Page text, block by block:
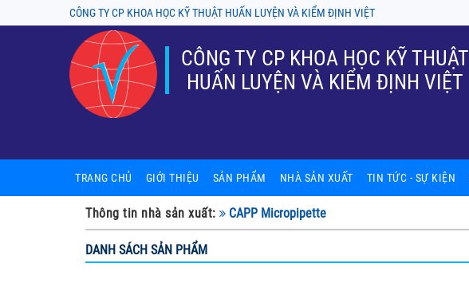
CÔNG TY CP KHOA HỌC KỸ THUẬT HUẤN LUYỆN VÀ KIỂM ĐỊNH VIỆT
CÔNG TY CP KHOA HỌC KỸ THUẬT
HUẤN LUYỆN VÀ KIỂM ĐỊNH VIỆT
TRANG CHỦ GIỚI THIỆU SẢN PHẨM
Sản phẩm nội thất phòng thí nghiệm
NHÀ SẢN XUẤT
A-tech BioScientific
TIN TỨC - SỰ KIỆN
Thông tin nhà sản xuất: CAPP Micropipette
DANH SÁCH SẢN PHẨM